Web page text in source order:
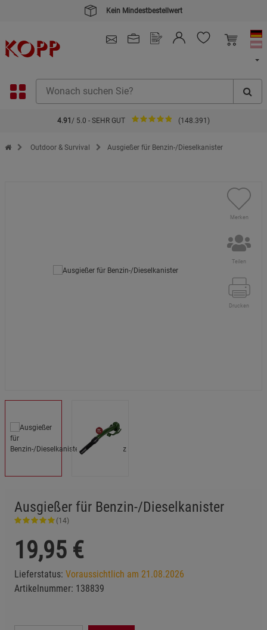
Kein Mindestbestellwert
4.91 / 5.0 - SEHR GUT (148.391)
Zur Startseite des Kopp Verlag Online-Shop
Outdoor & Survival Ausgießer für Benzin-/Dieselkanister
Merken
Teilen
Drucken
Ausgießer für Benzin-/Dieselkanister
(14)
19,95 €
Lieferstatus: Voraussichtlich am 21.08.2026
Artikelnummer: 138839